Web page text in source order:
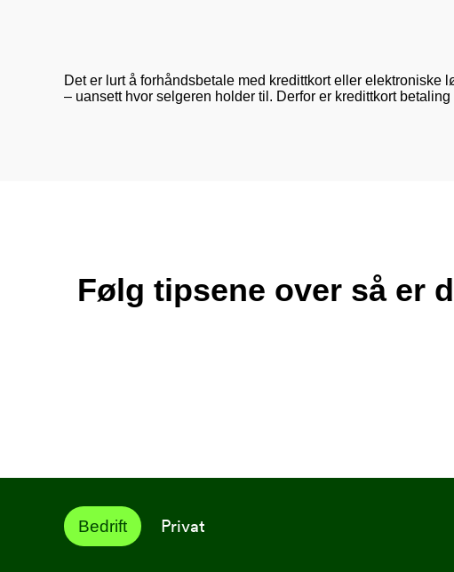
Det er lurt å forhåndsbetale med kredittkort eller
– uansett hvor selgeren holder til. Derfor er kredittkort
Følg tipsene over så er
Bedrift Privat